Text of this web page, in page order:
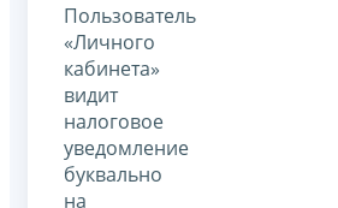
Пользователь
«Личного
кабинета»
видит
налоговое
уведомление
буквально
на